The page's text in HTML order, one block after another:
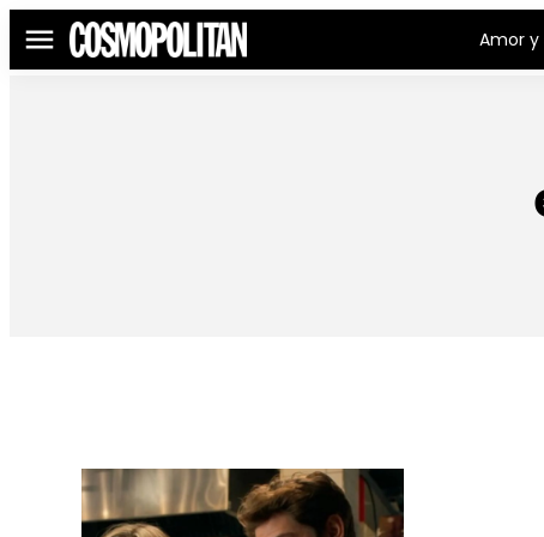
Menú Amor y